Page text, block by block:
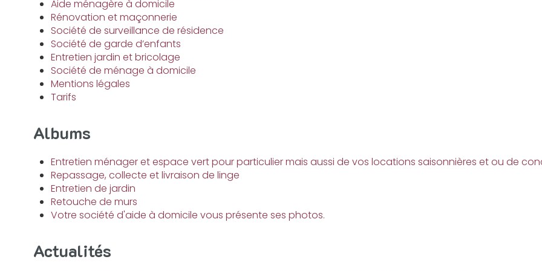
Aide ménagère à domicile
Rénovation et maçonnerie
Société de surveillance de résidence
Société de garde d’enfants
Entretien jardin et bricolage
Société de ménage à domicile
Mentions légales
Tarifs
Albums
Entretien ménager et espace vert pour particulier mais aussi de vos locations saisonnières et ou de
Repassage, collecte et livraison de linge
Entretien de jardin
Retouche de murs
Votre société d'aide à domicile vous présente ses photos.
Actualités